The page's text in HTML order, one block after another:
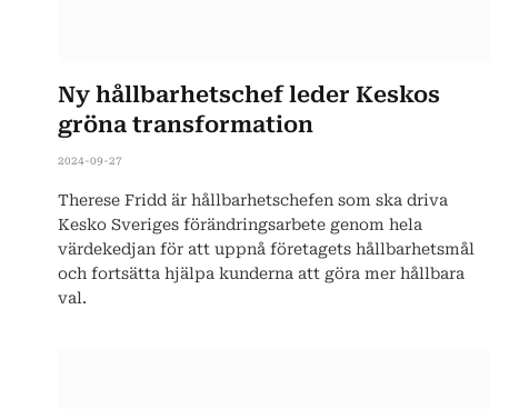
Ny hållbarhetschef leder Keskos
gröna transformation
2024-09-27
Therese Fridd är hållbarhetschefen som ska driva
Kesko Sveriges förändringsarbete genom hela
värdekedjan för att uppnå företagets hållbarhetsmål
och fortsätta hjälpa kunderna att göra mer hållbara
val.